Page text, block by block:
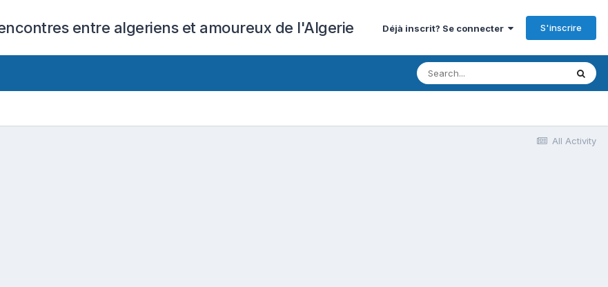
entre algeriens et amoureux de l'Algerie Déjà inscrit? Se connecter S'inscrire
All Activity